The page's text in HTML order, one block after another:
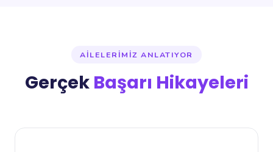
AILELERIMIZ ANLATIYOR
Gerçek Başarı Hikayeleri